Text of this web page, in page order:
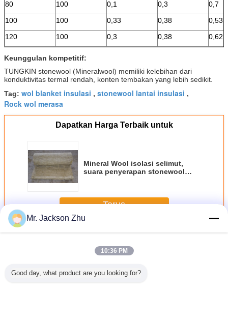
80
100 0,1 0,3
0,7
100
100 0,33 0,38
0,53
120
100 0,3 0,38 0,62
Keunggulan kompetitif:
TUNGKIN stonewool (Mineralwool) memiliki kelebihan dari
konduktivitas termal rendah, konten tembakan yang lebih sedikit.
Tag: wol blanket insulasi , stonewool lantai insulasi ,
Rock wol merasa
Dapatkan Harga Terbaik untuk
Mineral Wool isolasi selimut,
suara penyerapan stonewool
Terus
LebihStonewool Blanket insulasi
Mr. Jackson Zhu
10:36 PM
Good day, what product are you looking for?